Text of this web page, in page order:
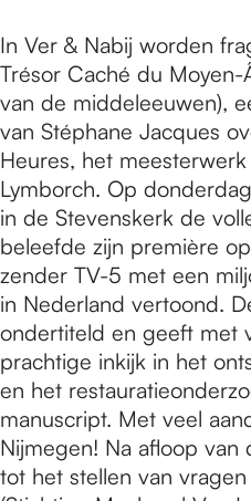
In Ver & Nabij worden
Trésor Caché du
van de middeleeuwen),
van Stéphane Jacques
Heures, het
Lymborch. Op
in de Stevenskerk de
beleefde zijn première
zender TV-5 met een
in Nederland vertoond.
ondertiteld en geeft met
prachtige inkijk in het
en het
manuscript. Met veel
Nijmegen! Na afloop
tot het stellen van